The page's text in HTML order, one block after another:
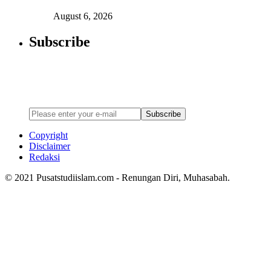
August 6, 2026
Subscribe
Subscribe
Copyright
Disclaimer
Redaksi
© 2021 Pusatstudiislam.com - Renungan Diri, Muhasabah.